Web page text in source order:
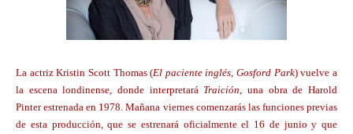
La actrizKristin Scott Thomas (El paciente inglés,Gosford Park) vuelve a
la escena londinense, donde interpretará Traición, una obra de Harold
Pinter estrenada en 1978. Mañana viernes comenzarás las funciones previas
de esta producción, que se estrenará oficialmente el 16 de junio y que